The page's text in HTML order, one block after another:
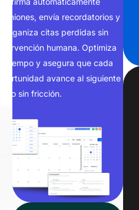
envía recordatorios y
citas perdidas sin
humana. Optimiza
tiempo y asegura que cada
avance al siguiente
sin fricción.